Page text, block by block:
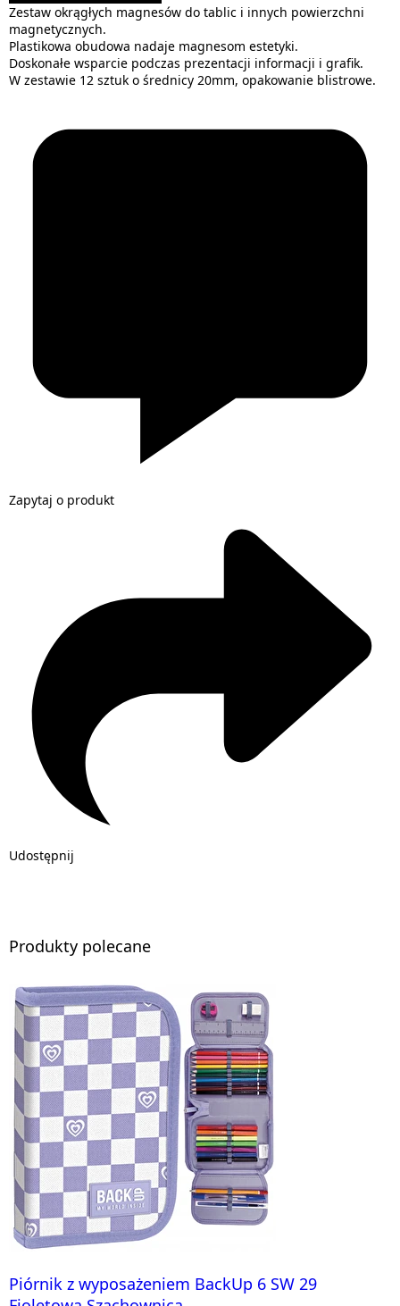
Zestaw okrągłych magnesów do tablic i innych powierzchni
magnetycznych.
Plastikowa obudowa nadaje magnesom estetyki.
Doskonałe wsparcie podczas prezentacji informacji i grafik.
W zestawie 12 sztuk o średnicy 20mm, opakowanie blistrowe.
Zapytaj o produkt
Udostępnij
Produkty polecane
Piórnik z wyposażeniem BackUp 6 SW 29